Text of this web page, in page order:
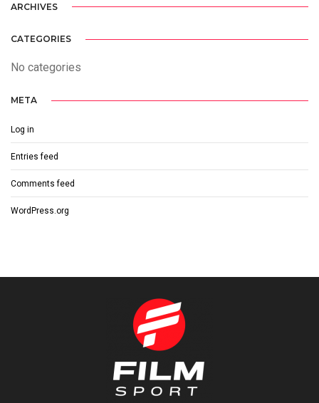
ARCHIVES
CATEGORIES
No categories
META
Log in
Entries feed
Comments feed
WordPress.org